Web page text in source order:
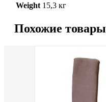
Weight 15,3 кг
Похожие товары